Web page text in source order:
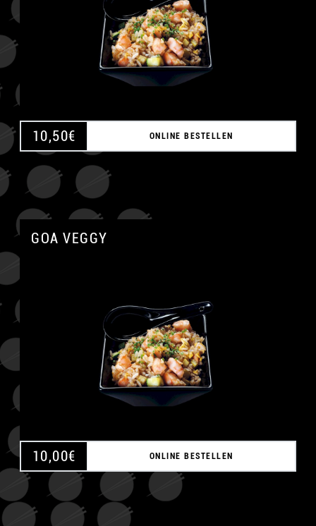
10,50€ ONLINE BESTELLEN
GOA VEGGY
10,00€ ONLINE BESTELLEN